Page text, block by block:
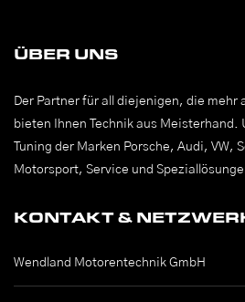
ÜBER UNS
Der Partner für all diejenigen, die mehr
bieten Ihnen Technik aus Meisterhand.
Tuning der Marken Porsche, Audi, VW,
Motorsport, Service und
KONTAKT &
Wendland Motorentechnik GmbH